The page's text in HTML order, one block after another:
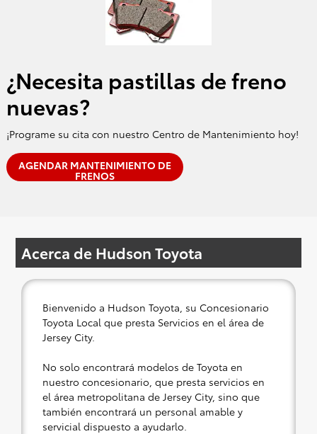
¿Necesita pastillas de freno
nuevas?
¡Programe su cita con nuestro Centro de Mantenimiento hoy!
AGENDAR MANTENIMIENTO DE
FRENOS
Acerca de Hudson Toyota
Bienvenido a Hudson Toyota, su Concesionario
Toyota Local que presta Servicios en el área de
Jersey City.
No solo encontrará modelos de Toyota en
nuestro concesionario, que presta servicios en
el área metropolitana de Jersey City, sino que
también encontrará un personal amable y
servicial dispuesto a ayudarlo.